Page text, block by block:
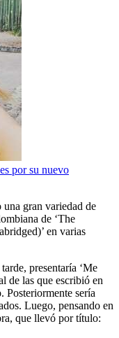
por su nuevo
una gran variedad de
de ‘The
en varias
presentaría ‘Me
de las que escribió en
Posteriormente sería
Luego, pensando en
que llevó por título: